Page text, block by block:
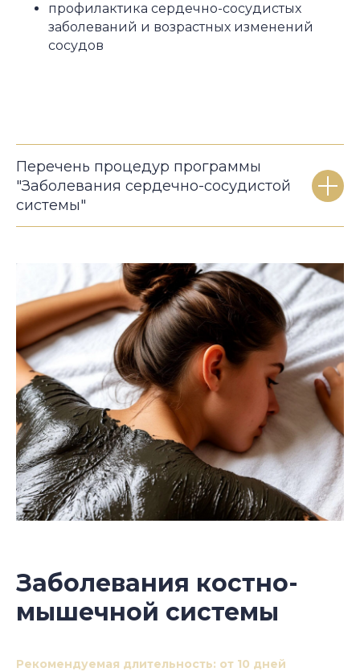
профилактика сердечно-сосудистых
заболеваний и возрастных изменений
сосудов
Перечень процедур программы
"Заболевания сердечно-сосудистой
системы"
Заболевания костно-
мышечной системы
Рекомендуемая длительность: от 10 дней